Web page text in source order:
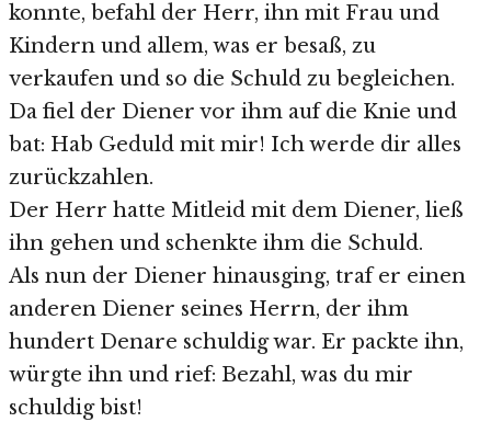
konnte, befahl der Herr, ihn mit Frau und
Kindern und allem, was er besaß, zu
verkaufen und so die Schuld zu begleichen.
Da fiel der Diener vor ihm auf die Knie und
bat: Hab Geduld mit mir! Ich werde dir alles
zurückzahlen.
Der Herr hatte Mitleid mit dem Diener, ließ
ihn gehen und schenkte ihm die Schuld.
Als nun der Diener hinausging, traf er einen
anderen Diener seines Herrn, der ihm
hundert Denare schuldig war. Er packte ihn,
würgte ihn und rief: Bezahl, was du mir
schuldig bist!